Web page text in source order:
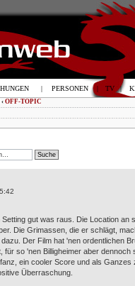
‹ OFF-TOPIC
gut was raus. Die Location an
Die Grimassen, die er schlägt,
Der Film hat 'nen ordentlichen
für so 'nen Billigheimer aber dennoch
ein cooler Score und als Ganzes
Überraschung.
| PERSONEN | TV |